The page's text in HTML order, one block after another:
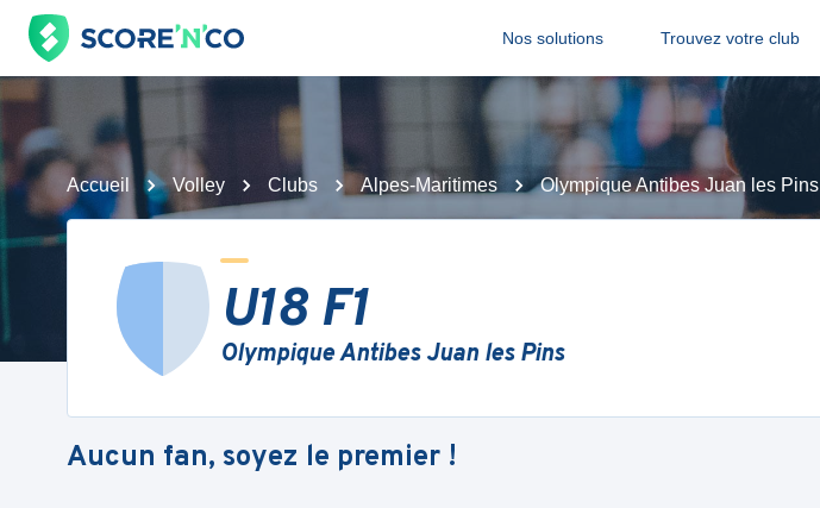
Nos solutions Trouvez votre club
Accueil Volley Clubs Alpes-Maritimes Olympique Antibes Juan les Pins
U18 F1
Olympique Antibes Juan les Pins
Aucun fan, soyez le premier !